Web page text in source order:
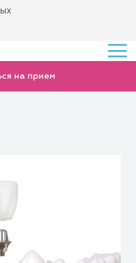
на прием